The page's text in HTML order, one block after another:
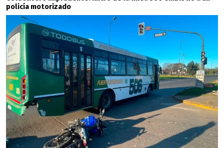
policía motorizado